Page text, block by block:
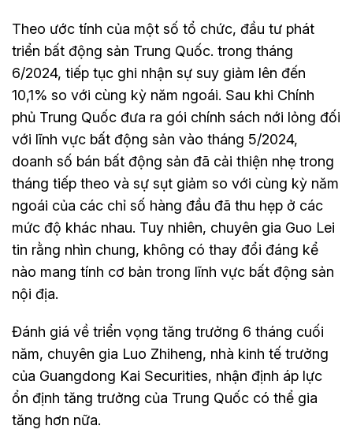
Theo ước tính của một số tổ chức, đầu tư phát
triển bất động sản Trung Quốc. trong tháng
6/2024, tiếp tục ghi nhận sự suy giảm lên đến
10,1% so với cùng kỳ năm ngoái. Sau khi Chính
phủ Trung Quốc đưa ra gói chính sách nới lỏng đối
với lĩnh vực bất động sản vào tháng 5/2024,
doanh số bán bất động sản đã cải thiện nhẹ trong
tháng tiếp theo và sự sụt giảm so với cùng kỳ năm
ngoái của các chỉ số hàng đầu đã thu hẹp ở các
mức độ khác nhau. Tuy nhiên, chuyên gia Guo Lei
tin rằng nhìn chung, không có thay đổi đáng kể
nào mang tính cơ bản trong lĩnh vực bất động sản
nội địa.
Đánh giá về triển vọng tăng trưởng 6 tháng cuối
năm, chuyên gia Luo Zhiheng, nhà kinh tế trưởng
của Guangdong Kai Securities, nhận định áp lực
ổn định tăng trưởng của Trung Quốc có thể gia
tăng hơn nữa.